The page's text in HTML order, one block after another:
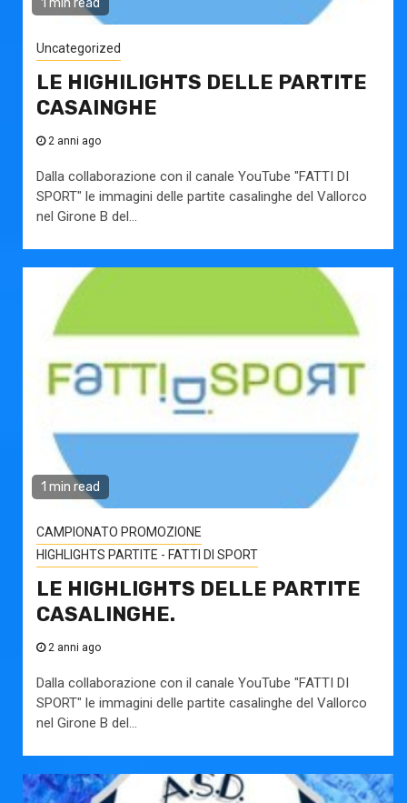
1 min read
Uncategorized
LE HIGHILIGHTS DELLE PARTITE
CASAINGHE
2 anni ago
Dalla collaborazione con il canale YouTube "FATTI DI
SPORT" le immagini delle partite casalinghe del Vallorco
nel Girone B del...
1 min read
CAMPIONATO PROMOZIONE
HIGHLIGHTS PARTITE - FATTI DI SPORT
LE HIGHLIGHTS DELLE PARTITE
CASALINGHE.
2 anni ago
Dalla collaborazione con il canale YouTube "FATTI DI
SPORT" le immagini delle partite casalinghe del Vallorco
nel Girone B del...